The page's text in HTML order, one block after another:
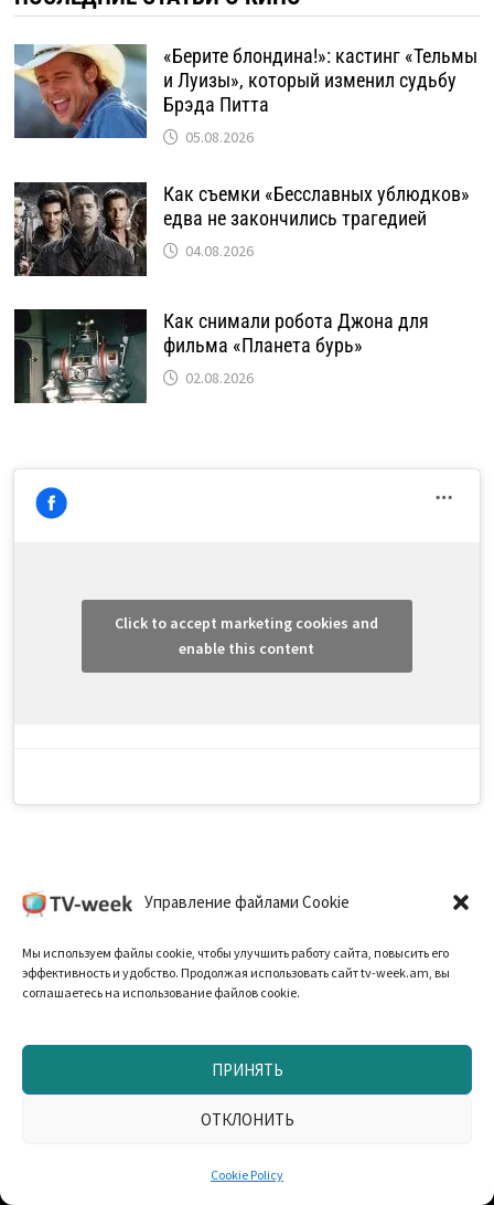
Управление файлами Cookie
Мы используем файлы cookie, чтобы улучшить работу сайта, повысить его
эффективность и удобство. Продолжая использовать сайт tv-week.am, вы
соглашаетесь на использование файлов cookie.
ПРИНЯТЬ
ОТКЛОНИТЬ
Cookie Policy
«Берите блондина!»: кастинг «Тельмы
и Луизы», который изменил судьбу
Брэда Питта
05.08.2026
Как съемки «Бесславных ублюдков»
едва не закончились трагедией
04.08.2026
Как снимали робота Джона для
фильма «Планета бурь»
02.08.2026
Click to accept marketing cookies and
enable this content
Cookie Policy (EU)
согласования с редакцией. При использовании